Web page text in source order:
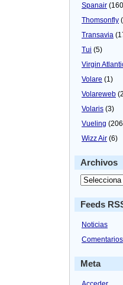
Spanair
Thomsonfly
Transavia
Tui (5)
Virgin
Volare (1)
Volareweb
Volaris (3)
Vueling
Wizz Air (6)
Archivos
Feeds
Noticias
Comentarios
Meta